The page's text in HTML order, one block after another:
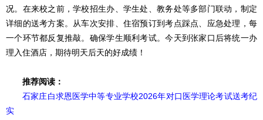
况。在来校之前，学校招生办、学生处、教务处等多部门联动，制定
详细的送考方案。从车次安排、住宿预订到考点踩点、应急处理，每
一个环节都反复推敲。确保学生顺利考试。今天到张家口后将统一办
理入住酒店，期待明天后天的好成绩！
推荐阅读：
石家庄白求恩医学中等专业学校2026年对口医学理论考试送考纪
实